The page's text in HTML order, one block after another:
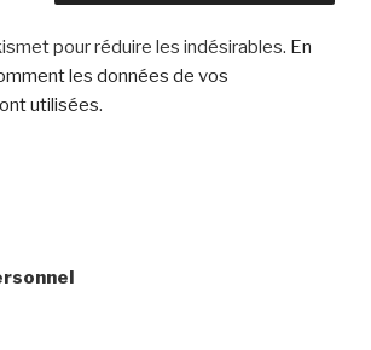
pour réduire les indésirables. En
les données de vos
utilisées.